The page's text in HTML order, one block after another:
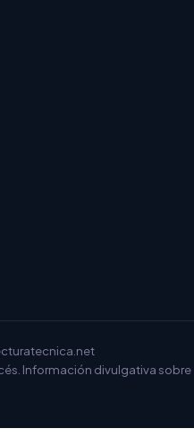
Información divulgativa sobre